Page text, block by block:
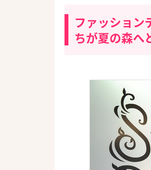
ファッショ
ちが夏の森へ